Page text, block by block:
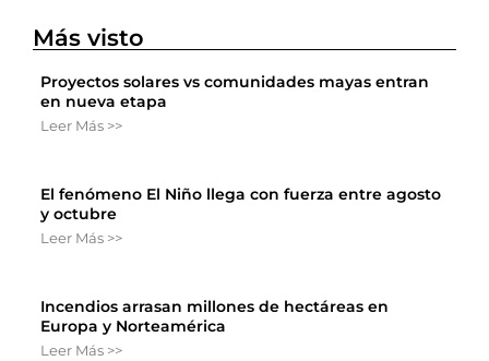
Más visto
Proyectos solares vs comunidades mayas entran
en nueva etapa
Leer Más >>
El fenómeno El Niño llega con fuerza entre agosto
y octubre
Leer Más >>
Incendios arrasan millones de hectáreas en
Europa y Norteamérica
Leer Más >>